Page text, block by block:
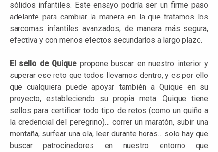
sólidos infantiles. Este ensayo podría ser un firme paso
adelante para cambiar la manera en la que tratamos los
sarcomas infantiles avanzados, de manera más segura,
efectiva y con menos efectos secundarios a largo plazo.
El sello de Quiquepropone buscar en nuestro interior y
superar ese reto que todos llevamos dentro, y es por ello
que cualquiera puede apoyar también a Quique en su
proyecto, estableciendo su propia meta. Quique tiene
sellos para certificar todo tipo de retos (como un guiño a
la credencial del peregrino)… correr un maratón, subir una
montaña, surfear una ola, leer durante horas… solo hay que
buscar patrocinadores en nuestro entorno que